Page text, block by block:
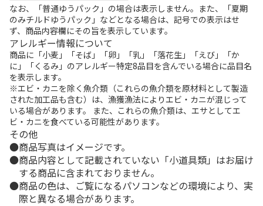
なお、「普通ゆうパック」の場合は表示しません。また、「夏期
のみチルドゆうパック」などとなる場合は、記号での表示はせ
ず、商品内容欄にその旨を表示しています。
アレルギー情報について
商品に「小麦」「そば」「卵」「乳」「落花生」「えび」「か
に」「くるみ」のアレルギー特定8品目を含んでいる場合に品目名
を表示します。
※エビ・カニを除く魚介類（これらの魚介類を原材料として製造
された加工品も含む）は、漁獲漁法によりエビ・カニが混じって
いる場合があります。 また、これらの魚介類は、エサとしてエ
ビ・カニを食べている可能性があります。
その他
商品写真はイメージです。
商品内容として記載されていない「小道具類」はお届け
する商品に含まれておりません。
商品の色は、ご覧になるパソコンなどの環境により、実
際と異なる場合があります。